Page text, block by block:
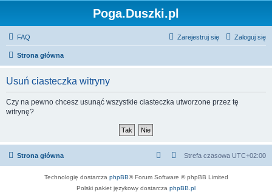
Poga.Duszki.pl
FAQ Zaloguj się
Zarejestruj się
Strona główna
Usuń ciasteczka witryny
Czy na pewno chcesz usunąć wszystkie ciasteczka utworzone przez tę
witrynę?
Strona główna Strefa czasowa UTC+02:00
Technologię dostarcza phpBB® Forum Software © phpBB Limited
Polski pakiet językowy dostarcza phpBB.pl